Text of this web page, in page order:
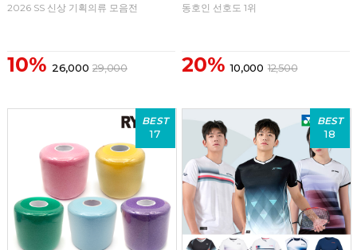
2026 SS 신상 기획의류 모음전
10% 26,000 29,000
동호인 선호도 1위
20% 10,000 12,500
BEST
17
BEST
18